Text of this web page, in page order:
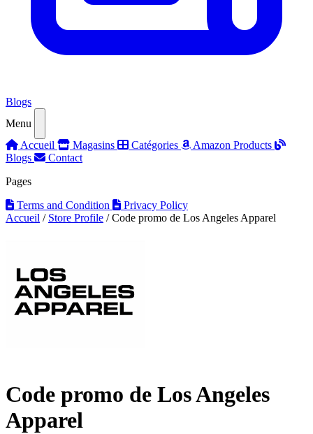
Blogs
Menu
Accueil
Magasins Catégories
Amazon Products
Blogs
Contact
Pages
Terms and Condition
Privacy Policy
Accueil / Store Profile / Code promo de Los Angeles Apparel
Code promo de Los Angeles
Apparel